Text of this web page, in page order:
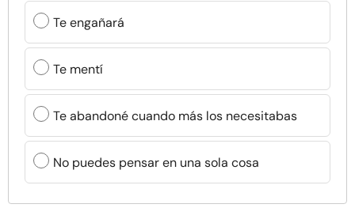
Te engañará
Te mentí
Te abandoné cuando más los necesitabas
No puedes pensar en una sola cosa